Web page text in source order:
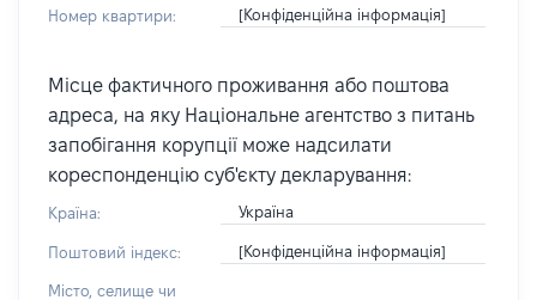
Номер квартири: [Конфіденційна інформація]
Місце фактичного проживання або поштова
адреса, на яку Національне агентство з питань
запобігання корупції може надсилати
кореспонденцію суб'єкту декларування:
Країна: Україна
Поштовий індекс: [Конфіденційна інформація]
Місто, селище чи